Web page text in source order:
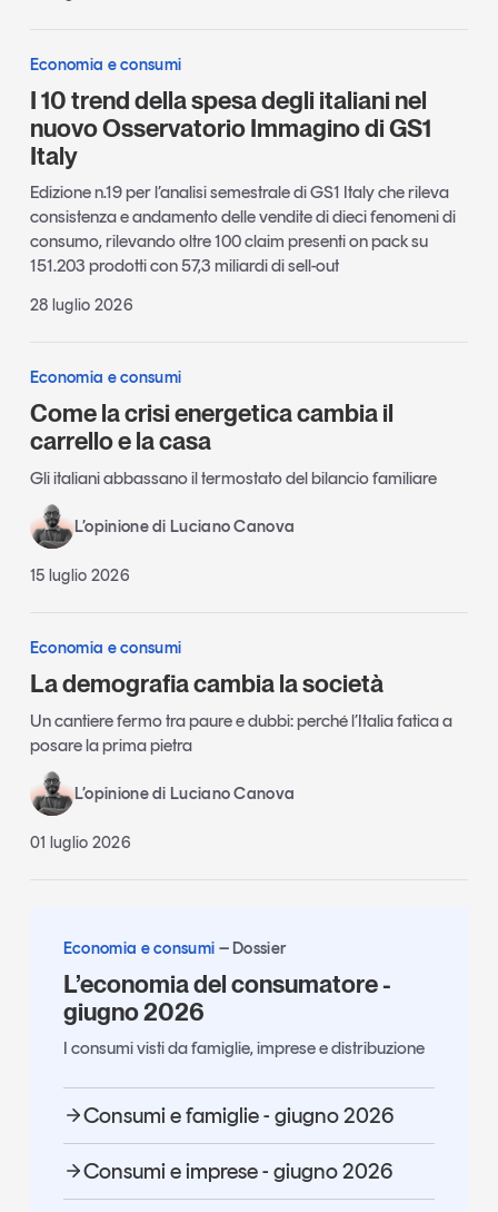
Economia e consumi
I 10 trend della spesa degli italiani nel
nuovo Osservatorio Immagino di GS1
Italy
Edizione n.19 per l’analisi semestrale di GS1 Italy che rileva
consistenza e andamento delle vendite di dieci fenomeni di
consumo, rilevando oltre 100 claim presenti on pack su
151.203 prodotti con 57,3 miliardi di sell-out
28 luglio 2026
Economia e consumi
Come la crisi energetica cambia il
carrello e la casa
Gli italiani abbassano il termostato del bilancio familiare
L’opinione di Luciano Canova
15 luglio 2026
Economia e consumi
La demografia cambia la società
Un cantiere fermo tra paure e dubbi: perché l’Italia fatica a
posare la prima pietra
L’opinione di Luciano Canova
01 luglio 2026
Economia e consumi Dossier
L’economia del consumatore -
giugno 2026
I consumi visti da famiglie, imprese e distribuzione
Consumi e famiglie - giugno 2026
Consumi e imprese - giugno 2026